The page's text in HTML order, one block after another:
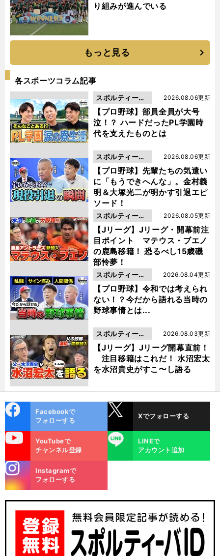
り組みが進んでいる
もっと見る
各スポーツコラム記事
【プロ野球】部員全員が大号
泣！？ ハードだったPL学園時
代を支えたものとは
2026.08.06更新
スポルティーバ
動画
【プロ野球】先輩たちの気遣い
に「もうできへんな」。金村義
明＆大塚光二が明かす引退エピ
ソード！
2026.08.06更新
スポルティーバ
動画
【Jリーグ】Jリーグ・開幕前注
目ポイント マテウス・ブエノ
の鹿島移籍！ 恐るべし15歳磯
部怜夢！
2026.08.05更新
スポルティーバ
動画
【プロ野球】令和では考えられ
ない！？今だから語れる当時の
野球事情とは...
2026.08.04更新
スポルティーバ
動画
【Jリーグ】Jリーグ開幕直前！
注目移籍はこれだ！ 水沼宏太
を水沼貴史がすこ〜し語る
2026.08.03更新
スポルティーバ
動画
ok
Facebookで
フォローする
Xでフォローする
YouTubeで
チャンネル登録
LINE
LINEで
アカウント追加
m
Instagramで
フォローする